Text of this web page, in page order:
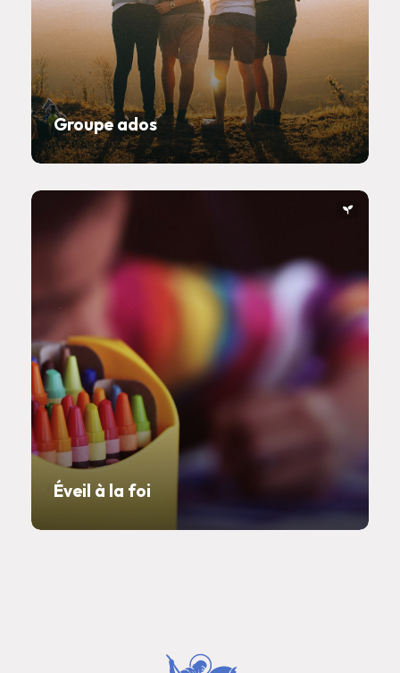
Groupe ados
Éveil à la foi